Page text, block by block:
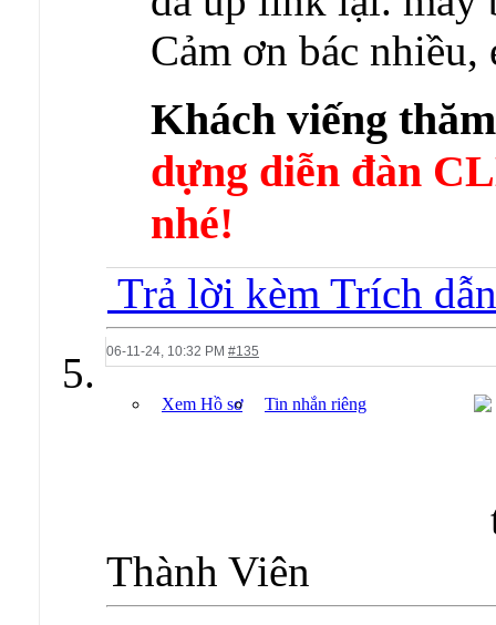
Cảm ơn bác
Khách viếng
dựng diễn đàn
nhé!
Trả lời kèm Trích dẫn
06-11-24, 10:32 PM #135
Xem Hồ sơ Tin nhắn riêng
Thành Viên